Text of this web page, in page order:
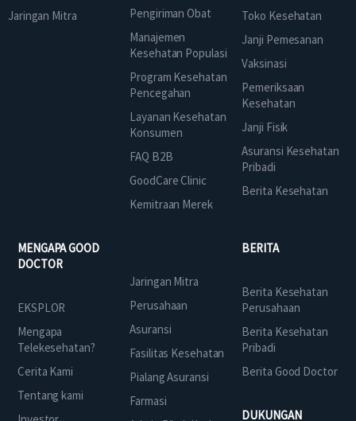
Jaringan Mitra
Pengiriman Obat
Manajemen
Kesehatan Populasi
Program Kesehatan
Pencegahan
Layanan Kesehatan
Konsumen
FAQ B2B
GoodCare Clinic
Kemitraan Merek
Toko Kesehatan
Janji Pemesanan
Vaksinasi
Pemeriksaan
Kesehatan
Janji Fisik
Asuransi Kesehatan
Pribadi
Berita Kesehatan
MENGAPA GOOD
DOCTOR
EKSPLOR
Mengapa
Telekesehatan?
Cerita Kami
Tentang kami
Jaringan Mitra
Perusahaan
Asuransi
Fasilitas Kesehatan
Pialang Asuransi
Farmasi
BERITA
Berita Kesehatan
Perusahaan
Berita Kesehatan
Pribadi
Berita Good Doctor
DUKUNGAN